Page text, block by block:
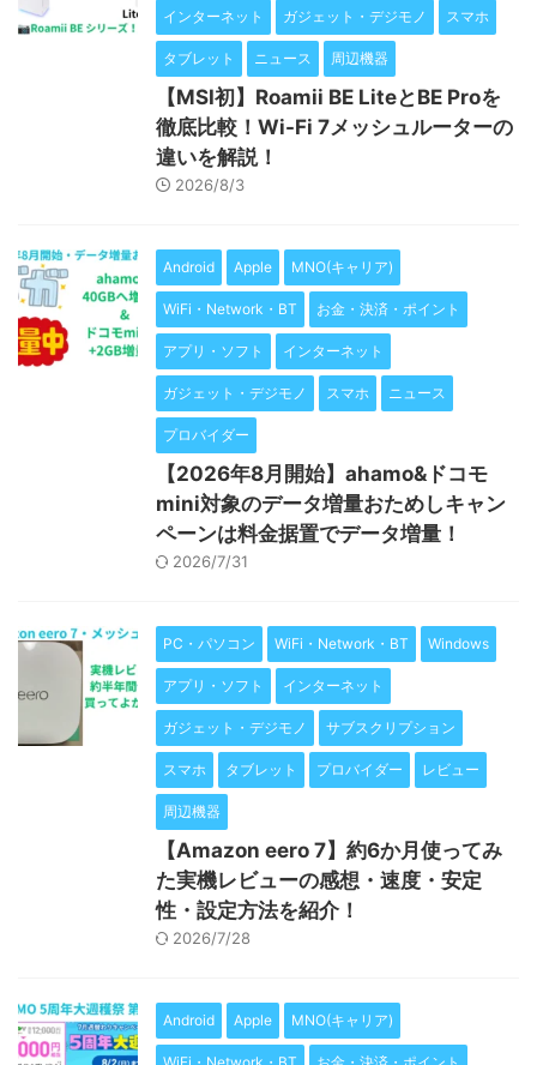
インターネット ガジェット・デジモノ スマホ
タブレット ニュース 周辺機器
【MSI初】Roamii BE LiteとBE Proを
徹底比較！Wi-Fi 7メッシュルーターの
違いを解説！
2026/8/3
Android Apple MNO(キャリア)
WiFi・Network・BT お金・決済・ポイント
アプリ・ソフト インターネット
ガジェット・デジモノ スマホ ニュース
プロバイダー
【2026年8月開始】ahamo&ドコモ
mini対象のデータ増量おためしキャン
ペーンは料金据置でデータ増量！
2026/7/31
PC・パソコン WiFi・Network・BT Windows
アプリ・ソフト インターネット
ガジェット・デジモノ サブスクリプション
スマホ タブレット プロバイダー レビュー
周辺機器
【Amazon eero 7】約6か月使ってみ
た実機レビューの感想・速度・安定
性・設定方法を紹介！
2026/7/28
Android Apple MNO(キャリア)